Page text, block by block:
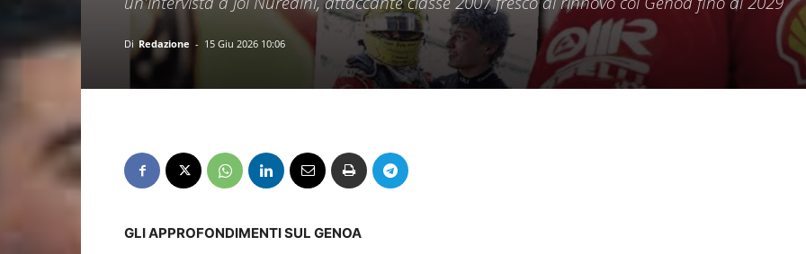
Di Redazione - 15 Giu 2026 10:06
GLI APPROFONDIMENTI SUL GENOA